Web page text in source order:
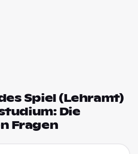
Spiel (Lehramt)
Die
Fragen